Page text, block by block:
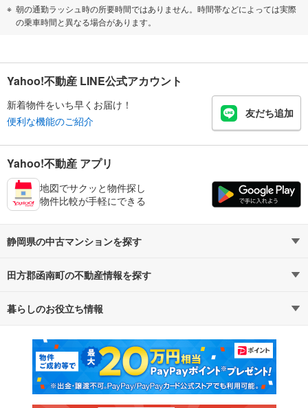
朝の通勤ラッシュ時の所要時間ではありません。時間帯などによっては実際
の乗車時間と異なる場合があります。
Yahoo!不動産 LINE公式アカウント
新着物件をいち早くお届け！
便利な機能のご紹介
友だち追加
Yahoo!不動産 アプリ
地図でサクッと物件探し
物件比較が手軽にできる
静岡県の中古マンションを探す
路線・駅から探す
通勤・通学時間から探す
田方郡函南町の不動産情報を探す
不動産・住宅
新築マンション 中古マンション
新築一戸建て 中古一戸建て
暮らしのお役立ち情報
マンションカタログ 教えて！住まいの先生